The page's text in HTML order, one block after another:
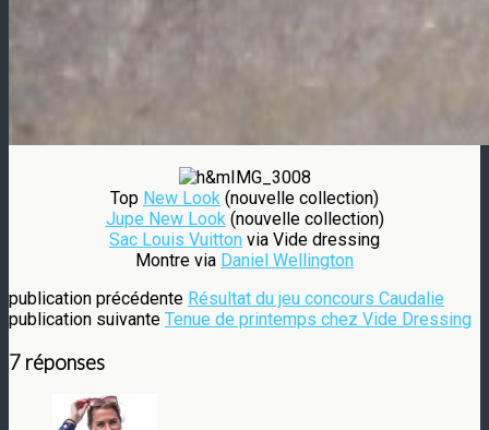
Top New Look (nouvelle collection)
Jupe New Look(nouvelle collection)
Sac Louis Vuitton via Vide dressing
Montre via Daniel Wellington
publication précédente Résultat du jeu concours Caudalie
publication suivante Tenue de printemps chez Vide Dressing
7 réponses